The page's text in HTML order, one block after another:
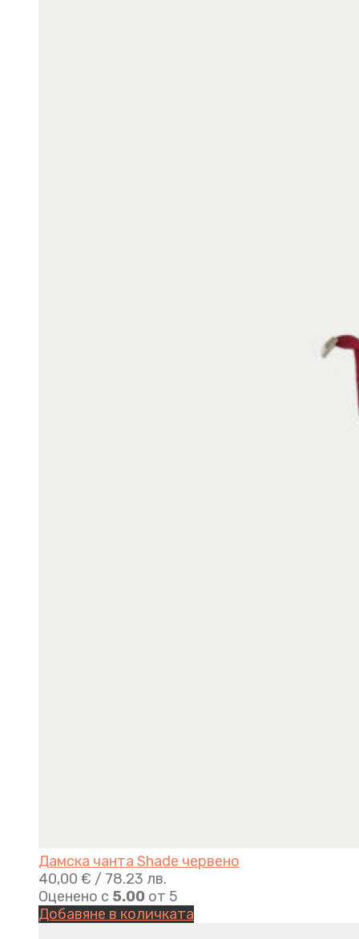
Дамска чанта Shade червено
40,00 € / 78.23 лв.
Оценено с 5.00 от 5
Добавяне в количката